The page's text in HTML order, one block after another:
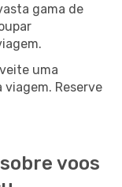
gama de
uma
Reserve
voos